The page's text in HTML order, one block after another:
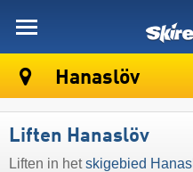
Hanaslöv
Liften Hanaslöv
Liften in hetskigebied